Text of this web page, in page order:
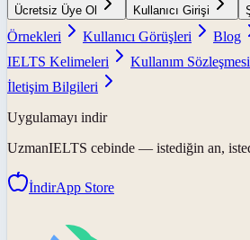
Ücretsiz Üye Ol Kullanıcı Girişi
Örnekleri
Kullanıcı Görüşleri Blog
IELTS Kelimeleri
Kullanım Sözleşmesi
İletişim Bilgileri
Uygulamayı indir
UzmanIELTS cebinde — istediğin an,
İndirApp Store